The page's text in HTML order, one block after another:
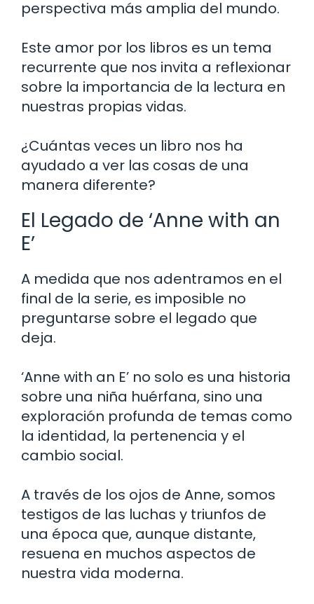
perspectiva más amplia del mundo.
Este amor por los libros es un tema
recurrente que nos invita a reflexionar
sobre la importancia de la lectura en
nuestras propias vidas.
¿Cuántas veces un libro nos ha
ayudado a ver las cosas de una
manera diferente?
El Legado de ‘Anne with an
E’
A medida que nos adentramos en el
final de la serie, es imposible no
preguntarse sobre el legado que
deja.
‘Anne with an E’ no solo es una historia
sobre una niña huérfana, sino una
exploración profunda de temas como
la identidad, la pertenencia y el
cambio social.
A través de los ojos de Anne, somos
testigos de las luchas y triunfos de
una época que, aunque distante,
resuena en muchos aspectos de
nuestra vida moderna.